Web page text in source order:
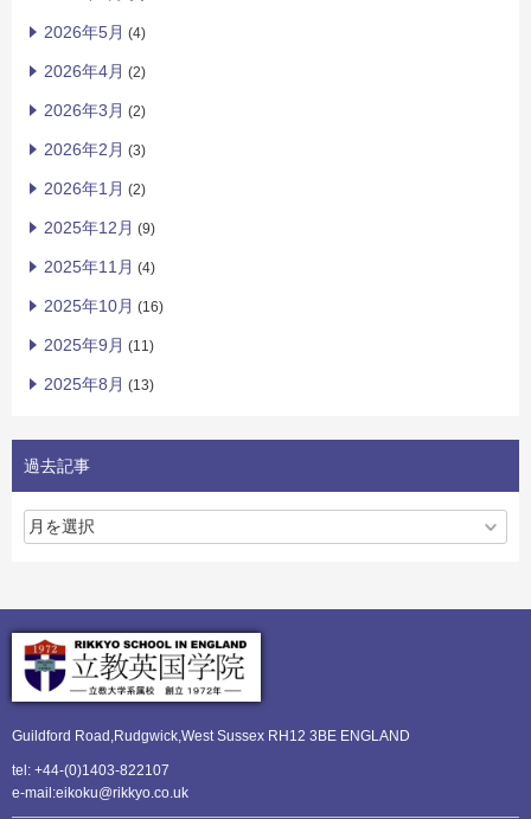
2026年5月 (4)
2026年4月 (2)
2026年3月 (2)
2026年2月 (3)
2026年1月 (2)
2025年12月 (9)
2025年11月 (4)
2025年10月 (16)
2025年9月 (11)
2025年8月 (13)
過去記事
Guildford Road,Rudgwick,West Sussex RH12 3BE ENGLAND
tel: +44-(0)1403-822107
e-mail:eikoku@rikkyo.co.uk